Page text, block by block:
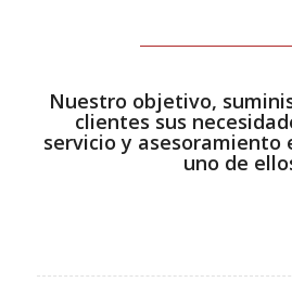
Nuestro objetivo,
clientes sus
servicio y asesoramiento
uno de